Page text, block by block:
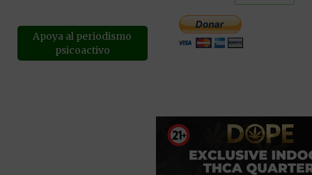
Apoya al periodismo
psicoactivo